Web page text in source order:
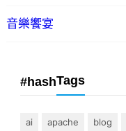
音樂饗宴
#hashTags
ai apache blog